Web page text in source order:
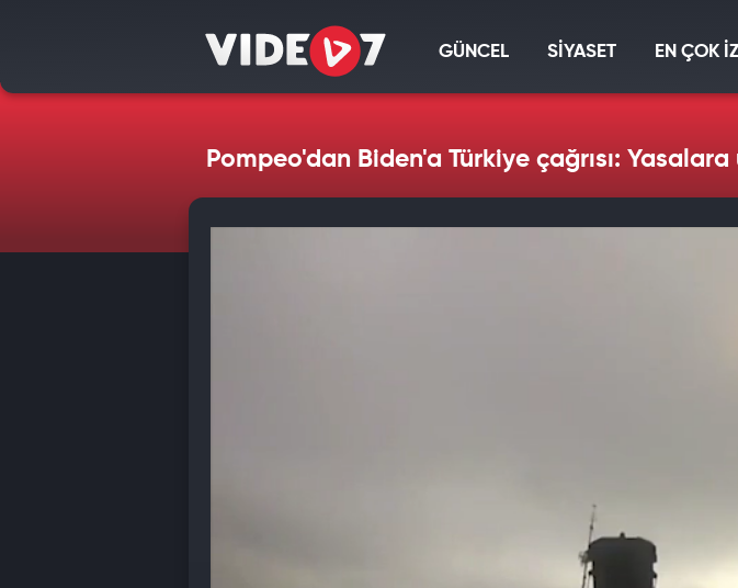
GÜNCEL SİYASET EN ÇOK
Pompeo'dan Biden'a Türkiye çağrısı: Yasalara